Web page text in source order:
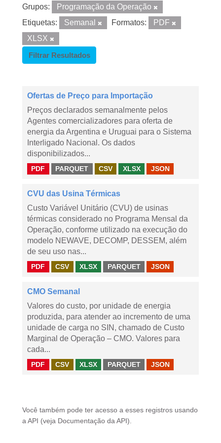
Grupos:
Programação da Operação
Etiquetas:
Semanal Formatos:
PDF
XLSX
Filtrar Resultados
Ofertas de Preço para Importação
Preços declarados semanalmente pelos
Agentes comercializadores para oferta de
energia da Argentina e Uruguai para o Sistema
Interligado Nacional. Os dados
disponibilizados...
PDF PARQUET CSV XLSX JSON
CVU das Usina Térmicas
Custo Variável Unitário (CVU) de usinas
térmicas considerado no Programa Mensal da
Operação, conforme utilizado na execução do
modelo NEWAVE, DECOMP, DESSEM, além
de seu uso nas...
PDF CSV XLSX PARQUET JSON
CMO Semanal
Valores do custo, por unidade de energia
produzida, para atender ao incremento de uma
unidade de carga no SIN, chamado de Custo
Marginal de Operação – CMO. Valores para
cada...
PDF CSV XLSX PARQUET JSON
Você também pode ter acesso a esses registros usando
a API (veja Documentação da API ).